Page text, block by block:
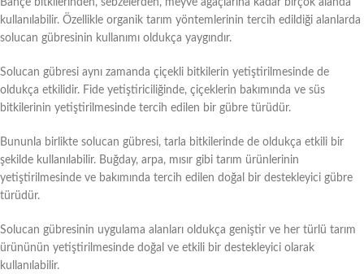
Bahçe bitkilerinden, sebzelerden, meyve ağaçlarına kadar birçok alanda
kullanılabilir. Özellikle organik tarım yöntemlerinin tercih edildiği alanlarda
solucan gübresinin kullanımı oldukça yaygındır.
Solucan gübresi aynı zamanda çiçekli bitkilerin yetiştirilmesinde de
oldukça etkilidir. Fide yetiştiriciliğinde, çiçeklerin bakımında ve süs
bitkilerinin yetiştirilmesinde tercih edilen bir gübre türüdür.
Bununla birlikte solucan gübresi, tarla bitkilerinde de oldukça etkili bir
şekilde kullanılabilir. Buğday, arpa, mısır gibi tarım ürünlerinin
yetiştirilmesinde ve bakımında tercih edilen doğal bir destekleyici gübre
türüdür.
Solucan gübresinin uygulama alanları oldukça geniştir ve her türlü tarım
ürününün yetiştirilmesinde doğal ve etkili bir destekleyici olarak
kullanılabilir.